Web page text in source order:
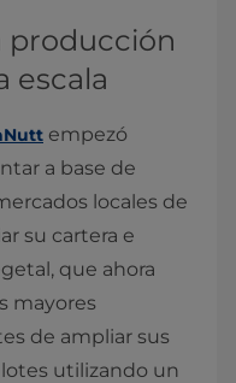
producción
escala
empezó
a base de
locales de
su cartera e
que ahora
mayores
de ampliar sus
utilizando un